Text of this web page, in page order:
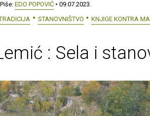
Piše:EDO POPOVIĆ • 09.07.2023.
STANOVNIŠTVO KNJIGE KONTRA
: Sela i